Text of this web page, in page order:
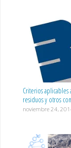
Criterios
residuos y otros
noviembre 24,